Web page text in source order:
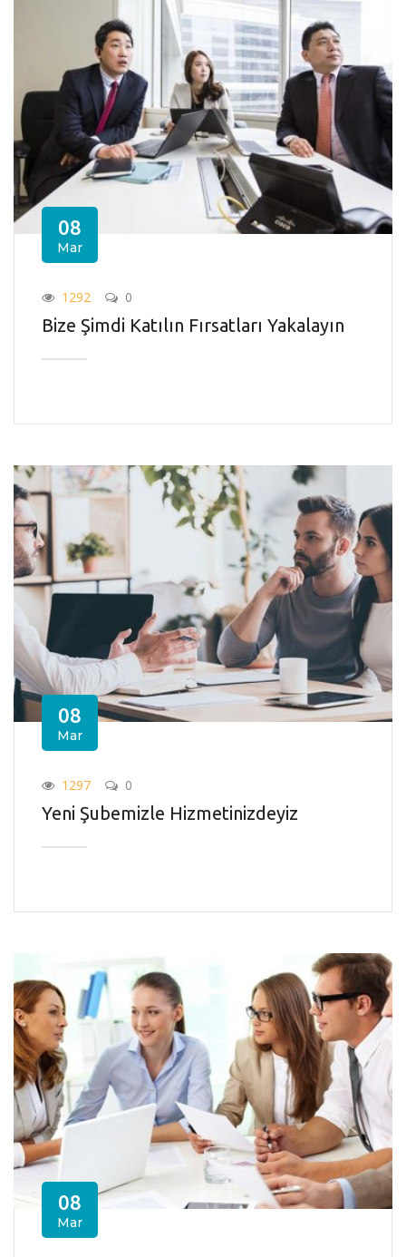
08
Mar
1292 0
Bize Şimdi Katılın Fırsatları Yakalayın
08
Mar
1297 0
Yeni Şubemizle Hizmetinizdeyiz
08
Mar